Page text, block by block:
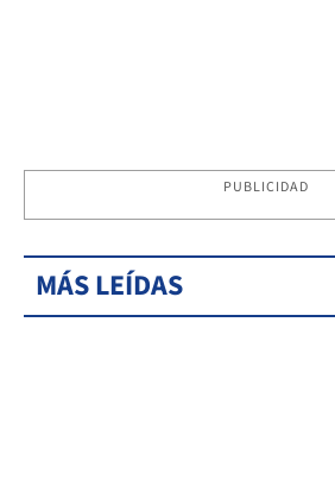
PUBLICIDAD
MÁS LEÍDAS